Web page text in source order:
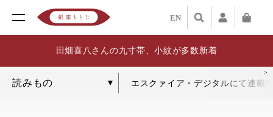
EN
田畑喜八さんの九寸帯、小紋が多数新着
エスクァイア・デジタルにて連載